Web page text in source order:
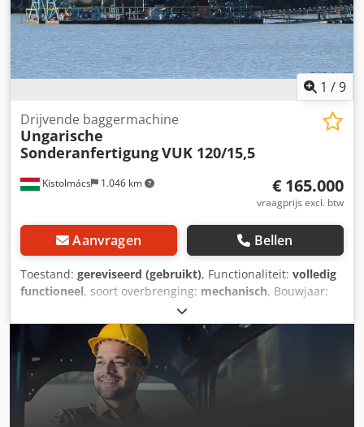
1 /9
Kistolmács 1.046 km
Drijvende baggermachine
Ungarische
SonderanfertigungVUK 120/15,5
€ 165.000
vraagprijs excl. btw
Aanvragen Bellen
Toestand: gereviseerd (gebruikt), Functionaliteit: volledig
functioneel, soort overbrenging: mechanisch, Bouwjaar:
21.000 h, Drijvende
emmerkettingbagger te koop. Hongaarse makelij.
Baggerdiepte tot 16 m. De emmerketting bestaat uit 46
emmers, per omwenteling wordt ca. 3 m³ grind gebaggerd.
Baggercapaciteit: 90-120 t/u afhankelijk van de diepte.
Machine lengte: 20 m, drijvende transportband: 4 stuks,
elk 20 m lang, 650 mm bandbreedte, depotband: 30 m